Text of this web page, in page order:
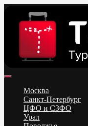
content
Низкие цены на
море. Распродажа
Обновление каждый
Москва
Санкт-Петербург
ЦФО и СЗФО
Урал